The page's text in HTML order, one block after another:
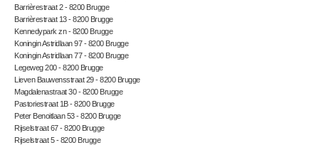
Barrièrestraat 2 - 8200 Brugge
Barrièrestraat 13 - 8200 Brugge
Kennedypark zn - 8200 Brugge
Koningin Astridlaan 97 - 8200 Brugge
Koningin Astridlaan 77 - 8200 Brugge
Legeweg 200 - 8200 Brugge
Lieven Bauwensstraat 29 - 8200 Brugge
Magdalenastraat 30 - 8200 Brugge
Pastoriestraat 1B - 8200 Brugge
Peter Benoitlaan 53 - 8200 Brugge
Rijselstraat 67 - 8200 Brugge
Rijselstraat 5 - 8200 Brugge